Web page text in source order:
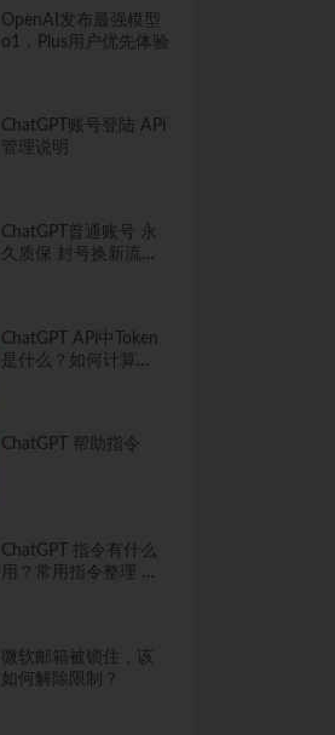
OpenAI发布最强模型
o1，Plus用户优先体验
ChatGPT账号登陆 APi
管理说明
ChatGPT普通账号 永
久质保 封号换新流程
ChatGPT APi中Token
是什么？如何计算
ChatGPT 帮助指令
ChatGPT 指令有什么
用？常用指令整理 进
微软邮箱被锁住，该
如何解除限制？